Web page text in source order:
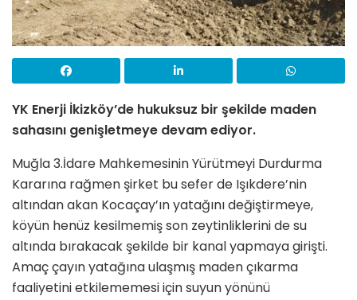
YK Enerji İkizköy’de hukuksuz bir şekilde maden
sahasını genişletmeye devam ediyor.
Muğla 3.İdare Mahkemesinin Yürütmeyi Durdurma
Kararına rağmen şirket bu sefer de Işıkdere’nin
altından akan Kocaçay’ın yatağını değiştirmeye,
köyün henüz kesilmemiş son zeytinliklerini de su
altında bırakacak şekilde bir kanal yapmaya girişti.
Amaç çayın yatağına ulaşmış maden çıkarma
faaliyetini etkilememesi için suyun yönünü